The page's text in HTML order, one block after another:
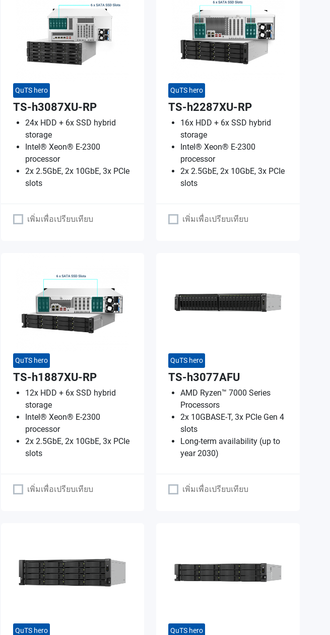
QuTS hero
TS-h3087XU-RP
24x HDD + 6x SSD hybrid
storage
Intel® Xeon® E-2300
processor
2x 2.5GbE, 2x 10GbE, 3x PCIe
slots
เพิ่มเพื่อเปรียบเทียบ
QuTS hero
TS-h2287XU-RP
16x HDD + 6x SSD hybrid
storage
Intel® Xeon® E-2300
processor
2x 2.5GbE, 2x 10GbE, 3x PCIe
slots
เพิ่มเพื่อเปรียบเทียบ
QuTS hero
TS-h1887XU-RP
12x HDD + 6x SSD hybrid
storage
Intel® Xeon® E-2300
processor
2x 2.5GbE, 2x 10GbE, 3x PCIe
slots
เพิ่มเพื่อเปรียบเทียบ
QuTS hero
TS-h3077AFU
AMD Ryzen™ 7000 Series
Processors
2x 10GBASE-T, 3x PCIe Gen 4
slots
Long-term availability (up to
year 2030)
เพิ่มเพื่อเปรียบเทียบ
QuTS hero QuTS hero